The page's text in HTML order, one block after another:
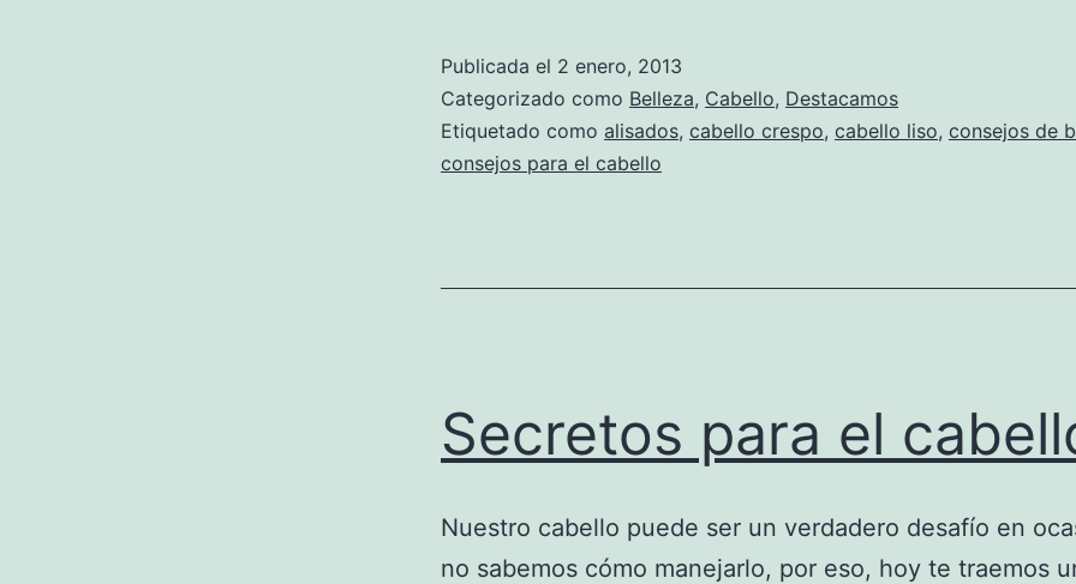
Publicada el 2 enero, 2013
Categorizado como Belleza, Cabello, Destacamos
Etiquetado como alisados, cabello crespo, cabello liso, consejos de
consejos para el cabello
Secretos para el
Nuestro cabello puede ser un verdadero desafío en
no sabemos cómo manejarlo, por eso, hoy te traemos